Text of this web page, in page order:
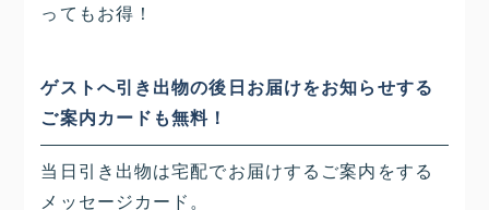
ってもお得！
ゲストへ引き出物の後日お届けをお知らせする
ご案内カードも無料！
当日引き出物は宅配でお届けするご案内をする
メッセージカード。